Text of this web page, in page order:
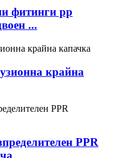
фитинги pp
...
крайна
PPR